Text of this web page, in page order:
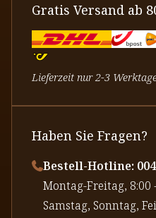
Gratis Versand ab
Lieferzeit nur 2-3
Haben Sie Fragen?
Bestell-Hotline:
⁠Montag-Freitag, 8:00
⁠Samstag, Sonntag,